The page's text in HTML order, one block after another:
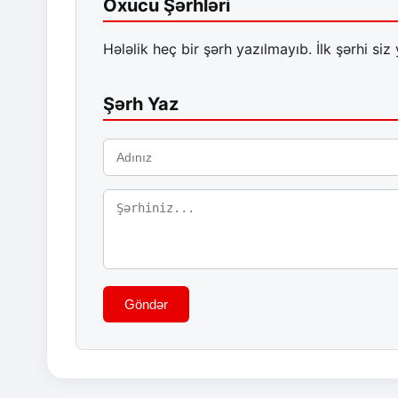
Oxucu Şərhləri
Hələlik heç bir şərh yazılmayıb. İlk şərhi siz
Şərh Yaz
Göndər